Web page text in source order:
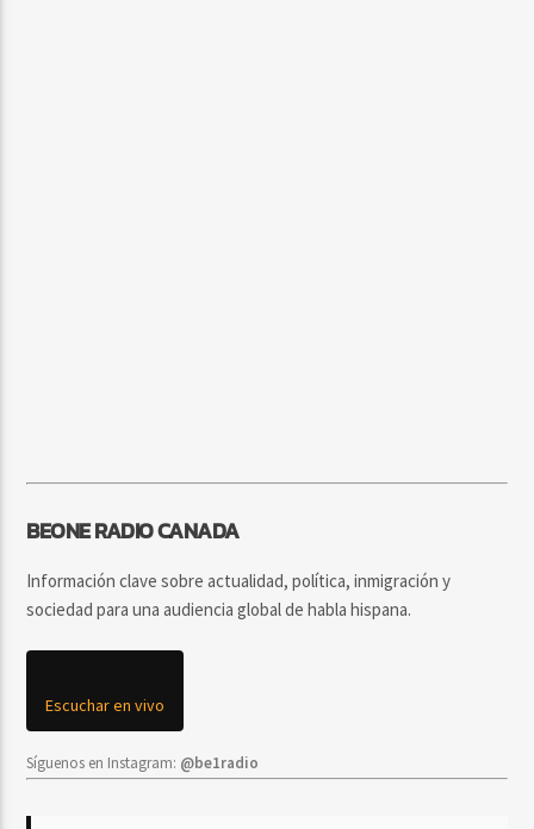
BEONE RADIO CANADA
Información clave sobre actualidad, política, inmigración y
sociedad para una audiencia global de habla hispana.
Escuchar en vivo
Síguenos en Instagram: @be1radio